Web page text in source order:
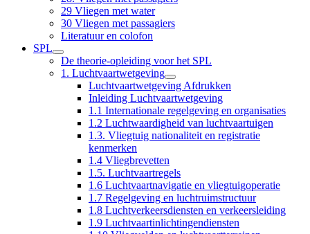
29 Vliegen met water
30 Vliegen met passagiers
Literatuur en colofon
SPL
De theorie-opleiding voor het SPL
1. Luchtvaartwetgeving
Luchtvaartwetgeving Afdrukken
Inleiding Luchtvaartwetgeving
1.1 Internationale regelgeving en organisaties
1.2 Luchtwaardigheid van luchtvaartuigen
1.3. Vliegtuig nationaliteit en registratie
kenmerken
1.4 Vliegbrevetten
1.5. Luchtvaartregels
1.6 Luchtvaartnavigatie en vliegtuigoperatie
1.7 Regelgeving en luchtruimstructuur
1.8 Luchtverkeersdiensten en verkeersleiding
1.9 Luchtvaartinlichtingendiensten